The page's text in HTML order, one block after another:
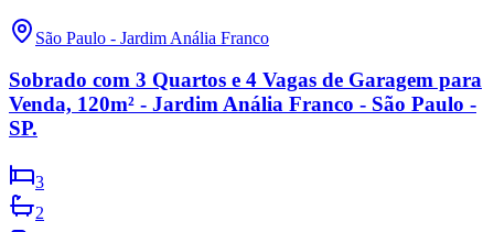
São Paulo - Jardim Anália Franco
Sobrado com 3 Quartos e 4 Vagas de Garagem para
Venda, 120m² - Jardim Anália Franco - São Paulo -
SP.
3
2